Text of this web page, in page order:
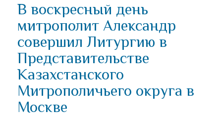
В воскресный день
митрополит Александр
совершил Литургию в
Представительстве
Казахстанского
Митрополичьего округа в
Москве